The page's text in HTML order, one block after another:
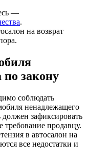
—
.
на возврат
по закону
соблюдать
ненадлежащего
должен зафиксировать
требование продавцу.
в автосалон на
все недостатки и